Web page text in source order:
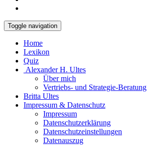
Toggle navigation
Home
Lexikon
Quiz
Alexander H. Ultes
Über mich
Vertriebs- und Strategie-Beratung
Britta Ultes
Impressum & Datenschutz
Impressum
Datenschutzerklärung
Datenschutzeinstellungen
Datenauszug